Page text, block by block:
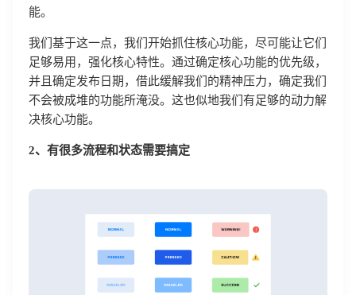
能。
我们基于这一点，我们开始抓住核心功能，尽可能让它们
足够易用，强化核心特性。通过确定核心功能的优先级，
并且确定发布日期，借此缓解我们的精神压力，确定我们
不会被成堆的功能所淹没。这也似地我们有足够的动力解
决核心功能。
2、有很多流程和状态需要搞定